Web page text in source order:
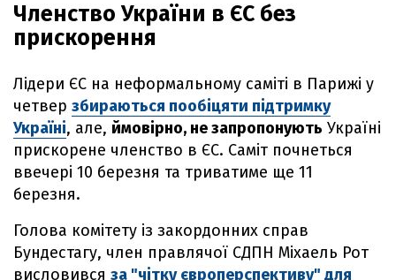
Членство України в ЄС без
прискорення
Лідери ЄС на неформальному саміті в Парижі у
четвер збираються пообіцяти підтримку
Україні, але, ймовірно, не запропонують Україні
прискорене членство в ЄС. Саміт почнеться
ввечері 10 березня та триватиме ще 11
березня.
Голова комітету із закордонних справ
Бундестагу, член правлячої СДПН Міхаель Рот
висловився за "чітку європерспективу" для